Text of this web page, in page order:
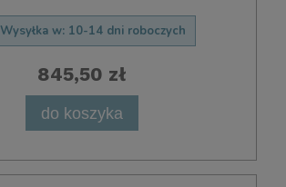
Wysyłka w: 10-14 dni roboczych
845,50 zł
do koszyka